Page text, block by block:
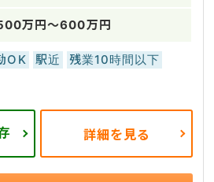
万円～600万円
OK 駅近
残業10時間以下
詳細を見る